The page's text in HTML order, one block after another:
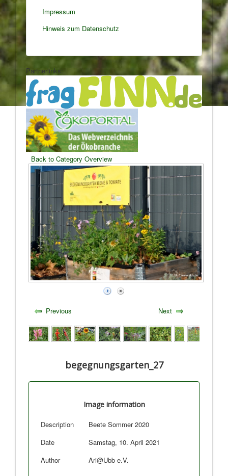
Impressum
Hinweis zum Datenschutz
Partnerlinks:
Back to Category Overview
Previous Next
begegnungsgarten_27
Image information
Description
Beete Sommer 2020
Date
Samstag, 10. April 2021
Author
Ari@Ubb e.V.